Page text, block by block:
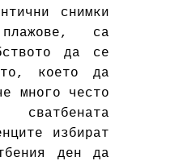
снимки
са
да се
което да
много често
избират
ден да